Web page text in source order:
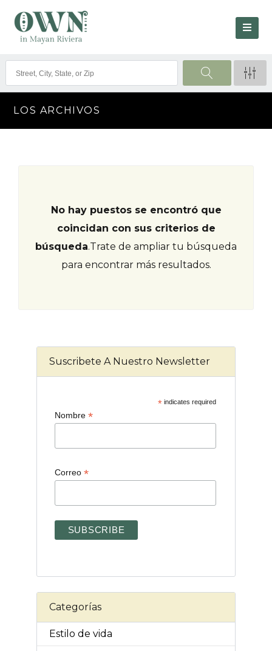
LOS ARCHIVOS
No hay puestos se encontró que
coincidan con sus criterios de
búsqueda.Trate de ampliar tu búsqueda
para encontrar más resultados.
Suscribete A Nuestro Newsletter
*indicates required
Nombre *
Correo *
Categorías
Estilo de vida